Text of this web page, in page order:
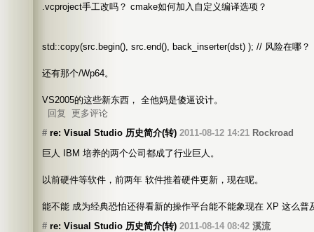
.vcproject手工改吗？ cmake如何加入自定义编译选项？
std::copy(src.begin(), src.end(), back_inserter(dst) ); // 风险在哪？
还有那个/Wp64。
VS2005的这些新东西， 全他妈是傻逼设计。
回复
更多评论
# re: Visual Studio 历史简介(转) 2011-08-12 14:21 Rockroad
巨人 IBM 培养的两个公司都成了行业巨人。
以前硬件等软件，前两年 软件推着硬件更新，现在呢。
能不能 成为经典恐怕还得看新的操作平台能不能象现在 XP 这么
# re: Visual Studio 历史简介(转) 2011-08-14 08:42 溪流